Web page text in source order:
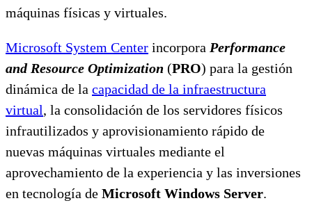
máquinas físicas y virtuales.
Microsoft System Center incorpora Performance
and Resource Optimization (PRO) para la gestión
dinámica de la capacidad de la infraestructura
virtual, la consolidación de los servidores físicos
infrautilizados y aprovisionamiento rápido de
nuevas máquinas virtuales mediante el
aprovechamiento de la experiencia y las inversiones
en tecnología de Microsoft Windows Server.